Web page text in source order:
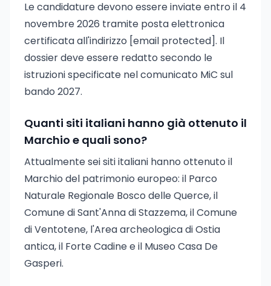
Le candidature devono essere inviate entro il 4
novembre 2026 tramite posta elettronica
certificata all'indirizzo [email protected]. Il
dossier deve essere redatto secondo le
istruzioni specificate nel comunicato MiC sul
bando 2027.
Quanti siti italiani hanno già ottenuto il
Marchio e quali sono?
Attualmente sei siti italiani hanno ottenuto il
Marchio del patrimonio europeo: il Parco
Naturale Regionale Bosco delle Querce, il
Comune di Sant'Anna di Stazzema, il Comune
di Ventotene, l'Area archeologica di Ostia
antica, il Forte Cadine e il Museo Casa De
Gasperi.